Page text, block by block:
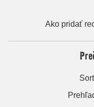
Ako pridať